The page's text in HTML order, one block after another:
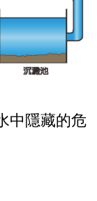
中隱藏的危